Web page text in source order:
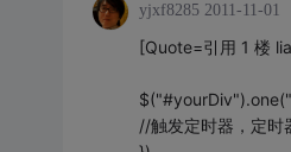
yjxf8285 2011-11-01
[Quote=引用 1 楼
//触发定时器，定时